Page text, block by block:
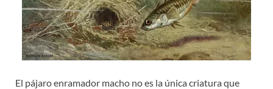
El pájaro enramador macho no es la única criatura que